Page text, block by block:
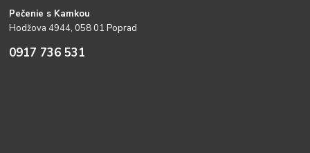
Pečenie s Kamkou
Hodžova 4944, 058 01 Poprad
0917 736 531